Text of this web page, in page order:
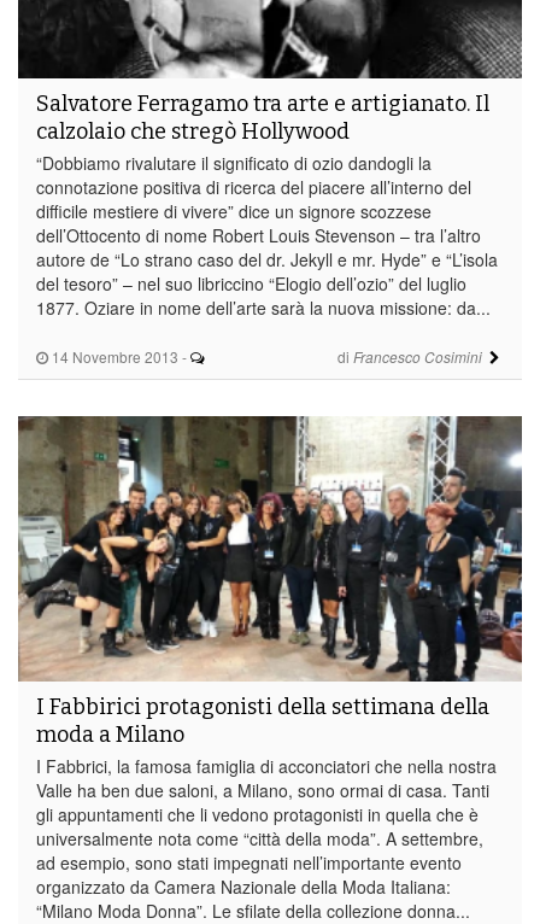
14 Novembre 2013 - di Francesco Cosimini
Salvatore Ferragamo tra arte e artigianato. Il
calzolaio che stregò Hollywood
“Dobbiamo rivalutare il significato di ozio dandogli la
connotazione positiva di ricerca del piacere all’interno del
difficile mestiere di vivere” dice un signore scozzese
dell’Ottocento di nome Robert Louis Stevenson – tra l’altro
autore de “Lo strano caso del dr. Jekyll e mr. Hyde” e “L’isola
del tesoro” – nel suo libriccino “Elogio dell’ozio” del luglio
1877. Oziare in nome dell’arte sarà la nuova missione: da...
I Fabbirici protagonisti della settimana della
moda a Milano
I Fabbrici, la famosa famiglia di acconciatori che nella nostra
Valle ha ben due saloni, a Milano, sono ormai di casa. Tanti
gli appuntamenti che li vedono protagonisti in quella che è
universalmente nota come “città della moda”. A settembre,
ad esempio, sono stati impegnati nell’importante evento
organizzato da Camera Nazionale della Moda Italiana:
“Milano Moda Donna”. Le sfilate della collezione donna...